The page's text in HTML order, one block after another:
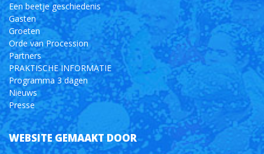
Een beetje geschiedenis
Gasten
Groeten
Orde van Procession
Partners
PRAKTISCHE INFORMATIE
Programma 3 dagen
Nieuws
Presse
WEBSITE GEMAAKT DOOR